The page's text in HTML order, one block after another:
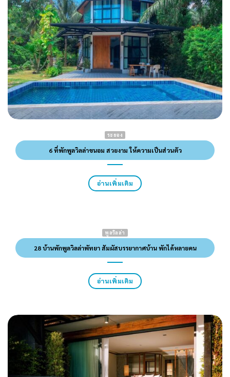
ระยอง
6 ที่พักพูลวิลล่าขนอม สวยงาม ให้ความเป็นส่วนตัว
อ่านเพิ่มเติม
พูลวิลล่า
28 บ้านพักพูลวิลล่าพัทยา สัมผัสบรรยากาศบ้าน พักได้หลายคน
อ่านเพิ่มเติม